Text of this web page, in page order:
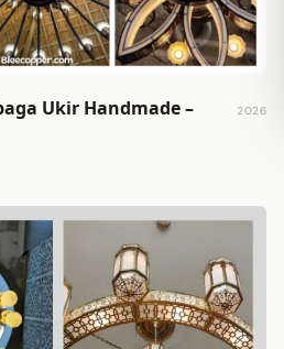
Ukir Handmade –
2026